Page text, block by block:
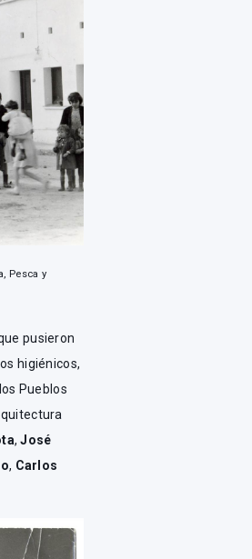
Pesca y
pusieron
higiénicos,
Pueblos
,José
, Carlos